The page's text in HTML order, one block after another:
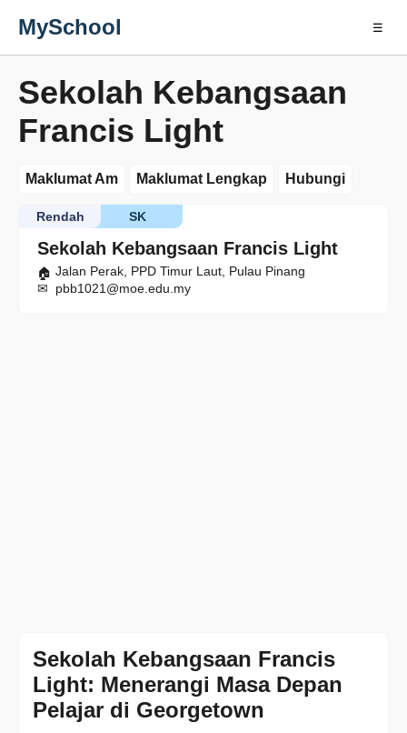
MySchool ☰
Sekolah Kebangsaan
Francis Light
Maklumat Am Maklumat Lengkap Hubungi
Sekolah Kebangsaan Francis Light
SK
Rendah
Jalan Perak, PPD Timur Laut, Pulau Pinang
pbb1021@moe.edu.my
Sekolah Kebangsaan Francis
Light: Menerangi Masa Depan
Pelajar di Georgetown